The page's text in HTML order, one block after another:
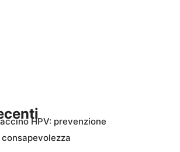
HPV: prevenzione
consapevolezza